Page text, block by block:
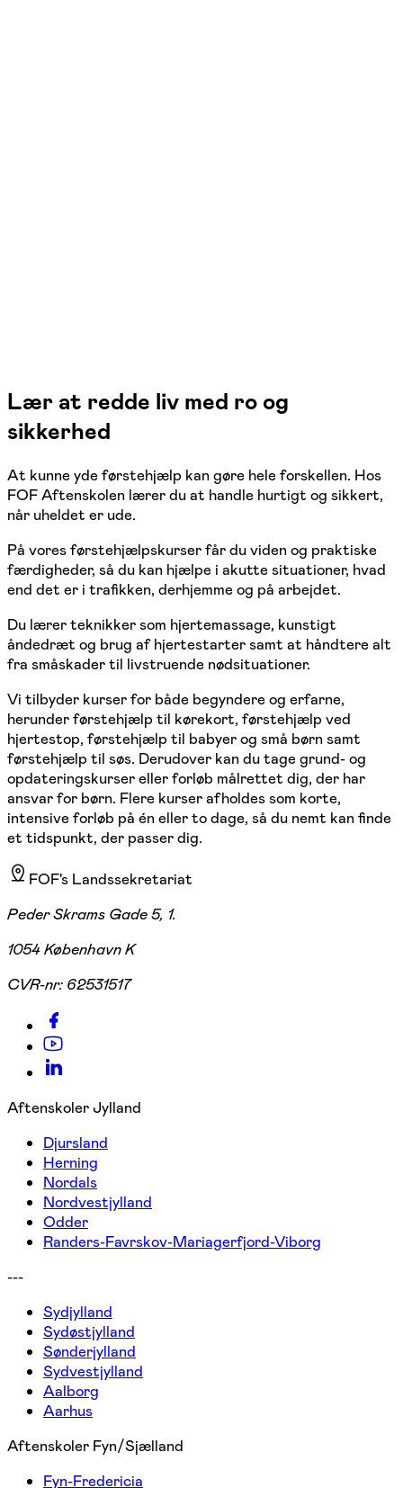
Lær at redde liv med ro og
sikkerhed
At kunne yde førstehjælp kan gøre hele forskellen. Hos
FOF Aftenskolen lærer du at handle hurtigt og sikkert,
når uheldet er ude.
På vores førstehjælpskurser får du viden og praktiske
færdigheder, så du kan hjælpe i akutte situationer, hvad
end det er i trafikken, derhjemme og på arbejdet.
Du lærer teknikker som hjertemassage, kunstigt
åndedræt og brug af hjertestarter samt at håndtere alt
fra småskader til livstruende nødsituationer.
Vi tilbyder kurser for både begyndere og erfarne,
herunder førstehjælp til kørekort, førstehjælp ved
hjertestop, førstehjælp til babyer og små børn samt
førstehjælp til søs. Derudover kan du tage grund- og
opdateringskurser eller forløb målrettet dig, der har
ansvar for børn. Flere kurser afholdes som korte,
intensive forløb på én eller to dage, så du nemt kan finde
et tidspunkt, der passer dig.
FOF's Landssekretariat
Peder Skrams Gade 5, 1.
1054 København K
CVR-nr: 62531517
Aftenskoler Jylland
Djursland
Herning
Nordals
Nordvestjylland
Odder
Randers-Favrskov-Mariagerfjord-Viborg
---
Sydjylland
Sydøstjylland
Sønderjylland
Sydvestjylland
Aalborg
Aarhus
Aftenskoler Fyn/Sjælland
Fyn-Fredericia